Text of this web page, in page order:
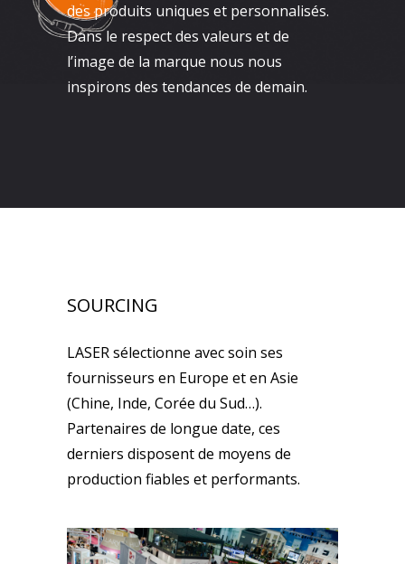
des produits uniques et personnalisés.
Dans le respect des valeurs et de
l’image de la marque nous nous
inspirons des tendances de demain.
SOURCING
LASER sélectionne avec soin ses
fournisseurs en Europe et en Asie
(Chine, Inde, Corée du Sud…).
Partenaires de longue date, ces
derniers disposent de moyens de
production fiables et performants.